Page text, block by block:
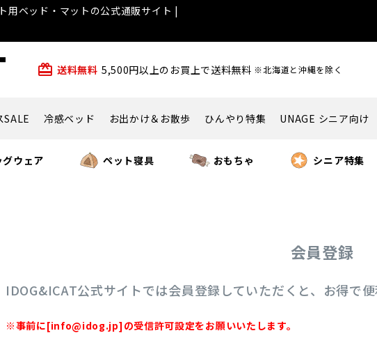
用ベッド・マットの公式通販サイト |
card_giftcard 送料無料 5,500円以上のお買上で送料無料 ※北海道と沖縄を除く
SALE 冷感ベッド お出かけ＆お散歩 ひんやり特集 UNAGE シニア向け
グウェア ペット寝具 おもちゃ シニア特集
会員登録
IDOG&ICAT公式サイトでは会員登録していただくと、お得で
※事前に[info@idog.jp]の受信許可設定をお願いいたします。